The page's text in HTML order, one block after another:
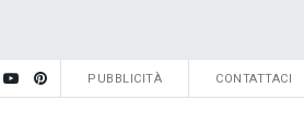
PUBBLICITÀ CONTATTACI